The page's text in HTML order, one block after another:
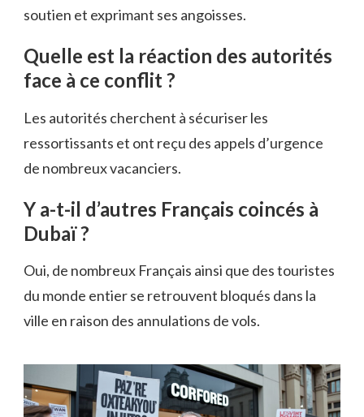
soutien et exprimant ses angoisses.
Quelle est la réaction des autorités
face à ce conflit ?
Les autorités cherchent à sécuriser les
ressortissants et ont reçu des appels d’urgence
de nombreux vacanciers.
Y a-t-il d’autres Français coincés à
Dubaï ?
Oui, de nombreux Français ainsi que des touristes
du monde entier se retrouvent bloqués dans la
ville en raison des annulations de vols.